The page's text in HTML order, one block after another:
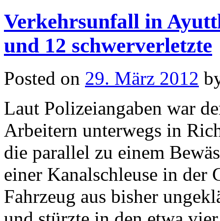
Verkehrsunfall in
und 12 schwerverletzte
Posted on 29. März 2012
Laut Polizeiangaben war
Arbeitern unterwegs in
die parallel zu einem
einer Kanalschleuse in der
Fahrzeug aus bisher